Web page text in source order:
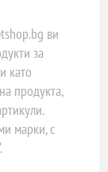
ви
за
като
продукта,
марки, с